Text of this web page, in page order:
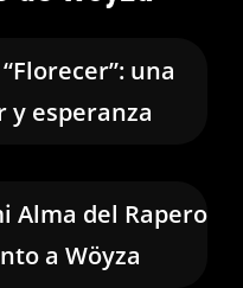
una
y esperanza
Alma del Rapero
a Wöyza